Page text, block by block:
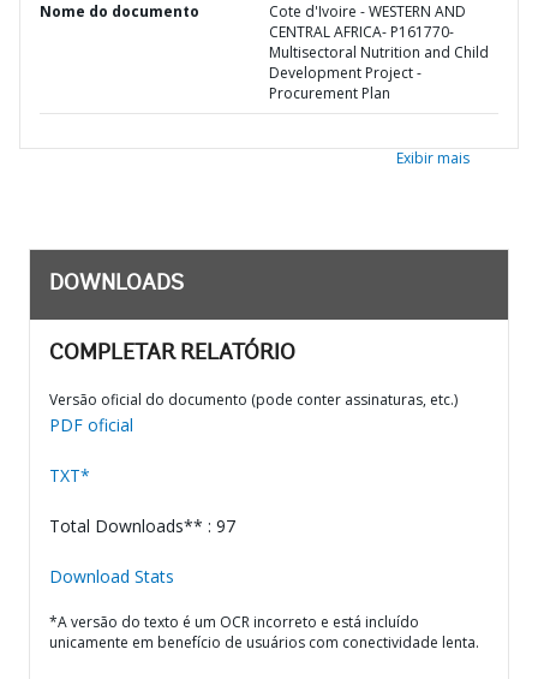
Nome do documento
Cote d'Ivoire - WESTERN AND
CENTRAL AFRICA- P161770-
Multisectoral Nutrition and Child
Development Project -
Procurement Plan
Exibir mais
DOWNLOADS
COMPLETAR RELATÓRIO
Versão oficial do documento (pode conter assinaturas, etc.)
PDF oficial
TXT*
Total Downloads** : 97
Download Stats
*A versão do texto é um OCR incorreto e está incluído
unicamente em benefício de usuários com conectividade lenta.